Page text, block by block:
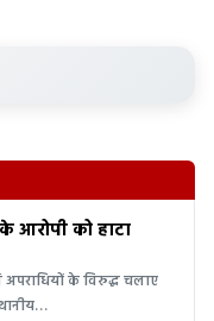
आरोपी को हाटा
के विरुद्ध चलाए